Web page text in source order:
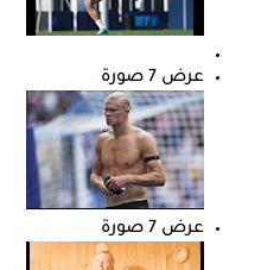
عرض 7 صورة
عرض 7 صورة